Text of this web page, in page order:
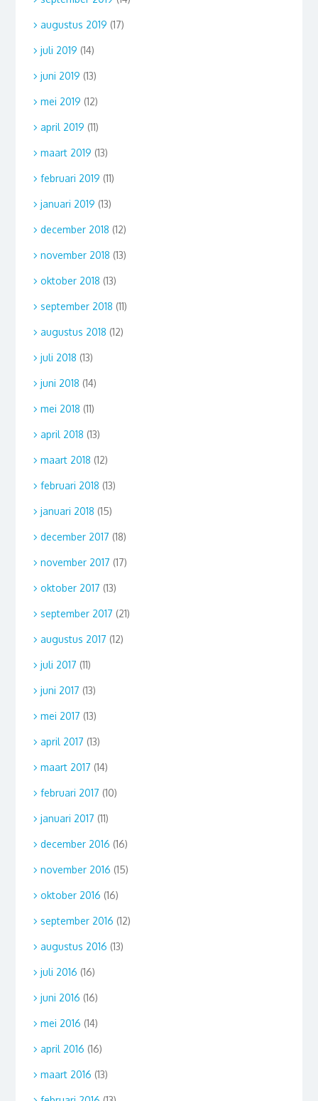
augustus 2019 (17)
juli 2019 (14)
juni 2019 (13)
mei 2019 (12)
april 2019 (11)
maart 2019 (13)
februari 2019 (11)
januari 2019 (13)
december 2018 (12)
november 2018 (13)
oktober 2018 (13)
september 2018 (11)
augustus 2018 (12)
juli 2018 (13)
juni 2018 (14)
mei 2018 (11)
april 2018 (13)
maart 2018 (12)
februari 2018 (13)
januari 2018 (15)
december 2017 (18)
november 2017 (17)
oktober 2017 (13)
september 2017 (21)
augustus 2017 (12)
juli 2017 (11)
juni 2017 (13)
mei 2017 (13)
april 2017 (13)
maart 2017 (14)
februari 2017 (10)
januari 2017 (11)
december 2016 (16)
november 2016 (15)
oktober 2016 (16)
september 2016 (12)
augustus 2016 (13)
juli 2016 (16)
juni 2016 (16)
mei 2016 (14)
april 2016 (16)
maart 2016 (13)